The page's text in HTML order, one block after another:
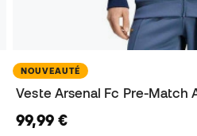
NOUVEAUTÉ
Veste Arsenal Fc Pre-Match
99,99 €